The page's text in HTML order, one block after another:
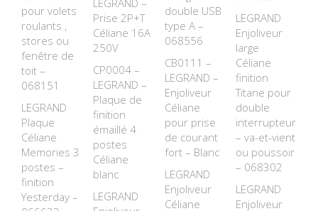
pour volets
roulants ,
stores ou
fenêtre de
toit –
068151
LEGRAND
Plaque
Céliane
Memories 3
postes –
finition
Yesterday –
LEGRAND –
Prise 2P+T
Céliane 16A
250V
CP0004 –
LEGRAND –
Plaque de
finition
émaillé 4
postes
Céliane
blanc
LEGRAND
double USB
type A –
068556
CB0111 –
LEGRAND –
Enjoliveur
Céliane
pour prise
de courant
fort – Blanc
LEGRAND
Enjoliveur
Céliane
LEGRAND
Enjoliveur
large
Céliane
finition
Titane pour
double
interrupteur
– va-et-vient
ou poussoir
– 068302
LEGRAND
Enjoliveur